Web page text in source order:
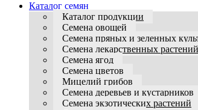
Каталог семян
Каталог продукции
Семена овощей
Семена пряных и зеленных
Семена лекарственных растений
Семена ягод
Семена цветов
Мицелий грибов
Семена деревьев и кустарников
Семена экзотических растений